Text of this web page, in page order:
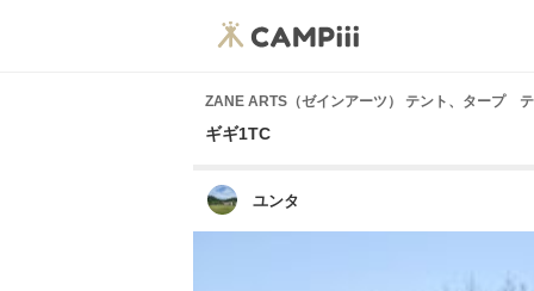
ZANE ARTS（ゼインアーツ） テント、タープ
ギギ1TC
ユンタ